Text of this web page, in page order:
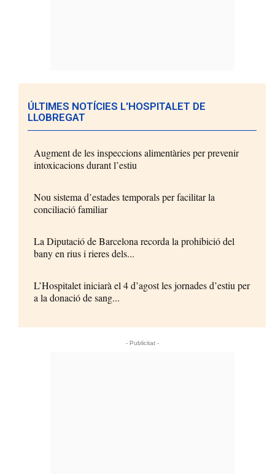
ÚLTIMES NOTÍCIES L'HOSPITALET DE
LLOBREGAT
Augment de les inspeccions alimentàries per prevenir
intoxicacions durant l’estiu
Nou sistema d’estades temporals per facilitar la
conciliació familiar
La Diputació de Barcelona recorda la prohibició del
bany en rius i rieres dels...
L’Hospitalet iniciarà el 4 d’agost les jornades d’estiu per
a la donació de sang...
- Publicitat -